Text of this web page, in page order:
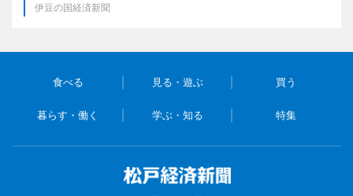
伊豆の国経済新聞
食べる 見る・遊ぶ 買う
暮らす・働く 学ぶ・知る 特集